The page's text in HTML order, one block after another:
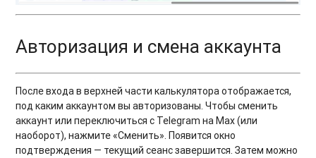
Авторизация и смена аккаунта
После входа в верхней части калькулятора отображается,
под каким аккаунтом вы авторизованы. Чтобы сменить
аккаунт или переключиться с Telegram на Max (или
наоборот), нажмите «Сменить». Появится окно
подтверждения — текущий сеанс завершится. Затем можно